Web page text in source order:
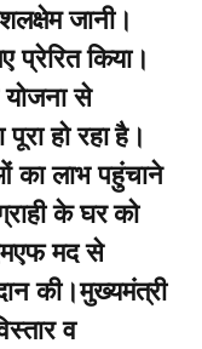
जानी।
प्रेरित किया।
से
हो रहा है।
का लाभ पहुंचाने
के घर को
मद से
की।मुख्यमंत्री
व